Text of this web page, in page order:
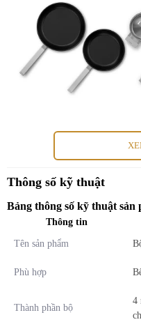
Bộ đồ dùng nhà bếp Bosch
bất kỳ căn bếp nào. Bốn nồi
đáy đôi với lõi nhôm và lớp
dễ dàng và thậm chí dễ vệ
hợp cho bếp gốm và bếp từ.
đảm bảo dễ dàng cất giữ.
Thông số kỹ thuật
Bảng thông số kỹ thuật sản
Thông tin
Tên sản phẩm
Phù hợp
Thành phần bộ
4